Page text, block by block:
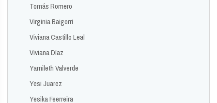
Tomás Romero
Virginia Baigorri
Viviana Castillo Leal
Viviana Díaz
Yamileth Valverde
Yesi Juarez
Yesika Feerreira